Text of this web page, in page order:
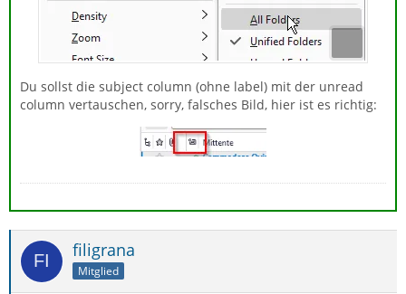
Du sollst die subject column (ohne label) mit der unread
column vertauschen, sorry, falsches Bild, hier ist es richtig:
filigrana
Mitglied